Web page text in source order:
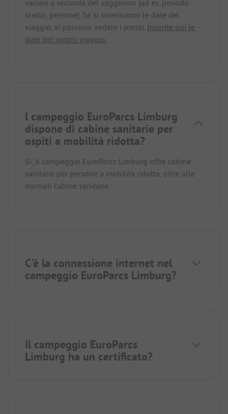
variare a seconda del soggiorno (ad es. periodo
scelto, persone). Se si inseriscono le date del
viaggio, si possono vedere i prezzi. Inserite qui le
date del vostro viaggio.
l campeggio EuroParcs Limburg
dispone di cabine sanitarie per
ospiti a mobilità ridotta?
Sì, il campeggio EuroParcs Limburg offre cabine
sanitarie per persone a mobilità ridotta, oltre alle
normali cabine sanitarie.
C'è la connessione internet nel
campeggio EuroParcs Limburg?
Il campeggio EuroParcs
Limburg ha un certificato?